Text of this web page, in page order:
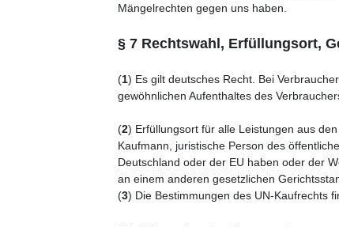
Mängelrechten gegen uns haben.
§ 7 Rechtswahl, Erfüllungsort,
(1) Es gilt deutsches Recht. Bei
gewöhnlichen Aufenthaltes des
(2) Erfüllungsort für alle Leistungen aus
Kaufmann, juristische Person des
Deutschland oder der EU haben oder der
an einem anderen gesetzlichen
(3) Die Bestimmungen des UN-Kaufrechts